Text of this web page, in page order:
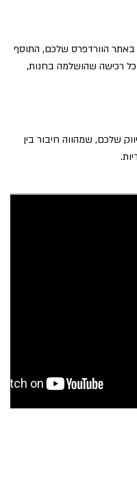
אם אתם משתמשים ב-WooCommerce באתר הוורדפרס שלכם, התוסף
רכישה שהושלמה בחנות,
שלכם, שמהווה חיבור בין